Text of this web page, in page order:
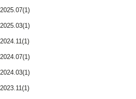
2025.07(1)
2025.03(1)
2024.11(1)
2024.07(1)
2024.03(1)
2023.11(1)